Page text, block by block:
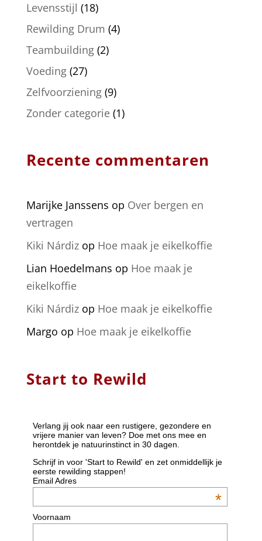
Levensstijl (18)
Rewilding Drum (4)
Teambuilding(2)
Voeding(27)
Zelfvoorziening(9)
Zonder categorie(1)
Recente commentaren
Marijke Janssens op Over bergen en
vertragen
Kiki Nárdizop Hoe maak je eikelkoffie
Lian Hoedelmans op Hoe maak je
eikelkoffie
Kiki Nárdizop Hoe maak je eikelkoffie
Margo op Hoe maak je eikelkoffie
Start to Rewild
Verlang jij ook naar een rustigere, gezondere en
vrijere manier van leven? Doe met ons mee en
herontdek je natuurinstinct in 30 dagen.
Schrijf in voor 'Start to Rewild' en zet onmiddellijk je
eerste rewilding stappen!
Email Adres
*
Voornaam